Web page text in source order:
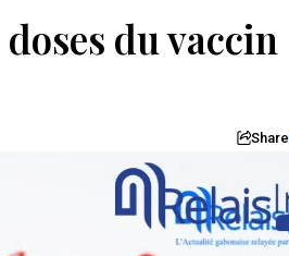
du vaccin
Share